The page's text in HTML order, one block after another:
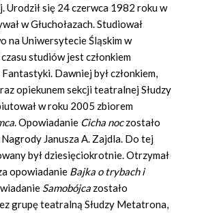
Urodził się 24 czerwca 1982 roku w
w Głuchołazach. Studiował
na Uniwersytecie Śląskim w
studiów jest członkiem
Dawniej był członkiem,
opiekunem sekcji teatralnej Słudzy
w roku 2005 zbiorem
. Opowiadanie Cicha noczostało
Janusza A. Zajdla. Do tej
był dziesięciokrotnie. Otrzymał
opowiadanie Bajka o trybach i
Samobójca zostało
grupę teatralną Słudzy Metatrona,